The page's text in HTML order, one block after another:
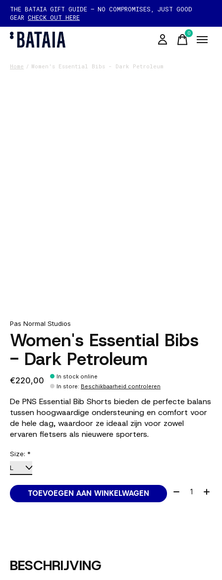
THE BATAIA GIFT GUIDE — NO COMPROMISES, JUST GOOD
GEAR CHECK OUT HERE
0items
Home / Women's Essential Bibs - Dark Petroleum
Pas Normal Studios
Women's Essential Bibs
- Dark Petroleum
€220,00
In stock online
In store: Beschikbaarheid controleren
De PNS Essential Bib Shorts bieden de perfecte balans
tussen hoogwaardige ondersteuning en comfort voor
de hele dag, waardoor ze ideaal zijn voor zowel
ervaren fietsers als nieuwere sporters.
Size: *
TOEVOEGEN AAN WINKELWAGEN Aantal:
BESCHRIJVING